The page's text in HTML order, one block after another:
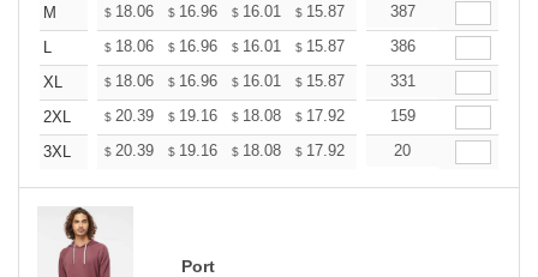
M
$ 18.06 $ 16.96 $ 16.01 $ 15.87 15.60
387
L
$ 18.06 $ 16.96 $ 16.01 $ 15.87 15.60
386
XL
$ 18.06 $ 16.96 $ 16.01 $ 15.87 15.60
331
2XL
$ 20.39 $ 19.16 $ 18.08 $ 17.92 17.61
159
3XL
$ 20.39 $ 19.16 $ 18.08 $ 17.92 17.61
20
Port